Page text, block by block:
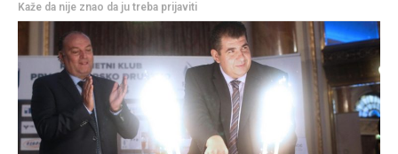
Kaže da nije znao da ju treba prijaviti